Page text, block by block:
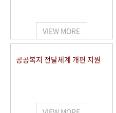
VIEW MORE
공공복지 전달체계 개편 지원